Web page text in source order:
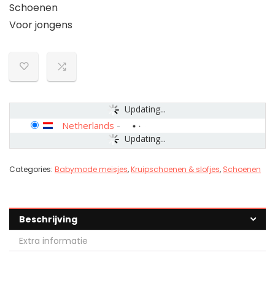
Schoenen
Voor jongens
Updating...
Updating...
Netherlands -
Categories: Babymode meisjes,Kruipschoenen & slofjes, Schoenen
Beschrijving
Extra informatie